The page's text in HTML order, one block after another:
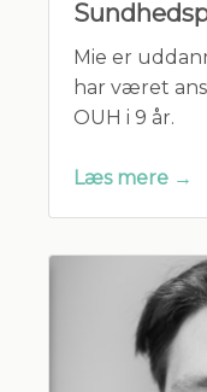
Mie er
har været
OUH i 9 år.
Mie er
Læs mere →